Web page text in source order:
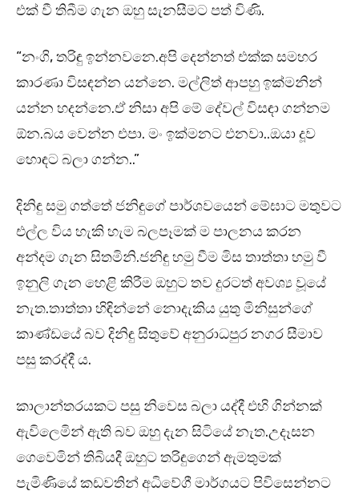
එක් වී තිබීම ගැන ඔහු සැනසීමට පත් විණි.
“නංගි, තරිඳු ඉන්නවනෙ.අපි දෙන්නත් එක්ක සමහර
කාරණා විසඳන්න යන්නෙ. මල්ලිත් ආපහු ඉක්මනින්
යන්න හදන්නෙ.ඒ නිසා අපි මේ දේවල් විසඳා ගන්නම
ඕන.බය වෙන්න එපා. මං ඉක්මනට එනවා..ඔයා දූව
හොඳට බලා ගන්න..”
දිනිඳු සමු ගත්තේ ජනිඳුගේ පාර්ශවයෙන් මේඝාට මතුවට
එල්ල විය හැකි හැම බලපෑමක් ම පාලනය කරන
අන්දම ගැන සිතමිනි.ජනිඳු හමු වීම මිස තාත්තා හමු වී
ඉනුලි ගැන හෙළි කිරීම ඔහුට තව දුරටත් අවශ්‍ය වූයේ
නැත.තාත්තා හිඳින්නේ නොදැකිය යුතු මිනිසුන්ගේ
කාණ්ඩයේ බව දිනිඳු සිතුවේ අනුරාධපුර නගර සීමාව
පසු කරද්දී ය.
කාලාන්තරයකට පසු නිවෙස බලා යද්දී එහි ගින්නක්
ඇවිලෙමින් ඇති බව ඔහු දැන සිටියේ නැත.උදෑසන
ගෙවෙමින් තිබියදී ඔහුට තරිඳුගෙන් ඇමතුමක්
පැමිණියේ කඩවතින් අධිවේගී මාර්ගයට පිවිසෙන්නට